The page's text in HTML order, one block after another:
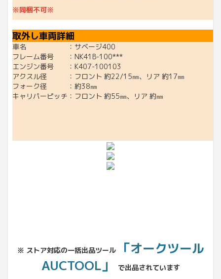
※同梱不可※
取外し車両詳細
車名 ：サベージ400
フレーム番号 ：NK41B-100***
エンジン番号 ：K407-100103
アクスル径 ：フロント 約22/15㎜、リア 約17㎜
フォーク径 ：約38㎜
キャリパーピッチ：フロント 約55㎜、リア 約㎜
※ ストア対応の一括出品ツール
「オークツール
AUCTOOL」
で出品されています